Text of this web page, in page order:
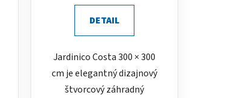
DETAIL
Jardinico Costa 300 × 300
cm je elegantný dizajnový
štvorcový záhradný